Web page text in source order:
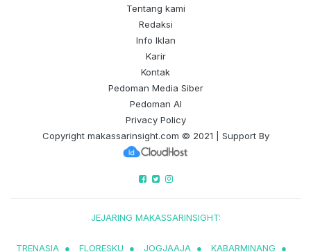
Tentang kami
Redaksi
Info Iklan
Karir
Kontak
Pedoman Media Siber
Pedoman AI
Privacy Policy
Copyright makassarinsight.com © 2021 | Support By
JEJARING MAKASSARINSIGHT:
TRENASIA ● FLORESKU ● JOGJAAJA ● KABARMINANG ●